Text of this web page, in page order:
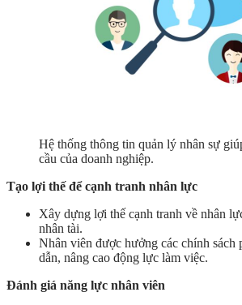
Hệ thống thông tin quản lý nhân sự
cầu của doanh nghiệp.
Tạo lợi thế để cạnh tranh nhân lực
Xây dựng lợi thế cạnh tranh về nhân
nhân tài.
Nhân viên được hưởng các chính sách
dẫn, nâng cao động lực làm việc.
Đánh giá năng lực nhân viên